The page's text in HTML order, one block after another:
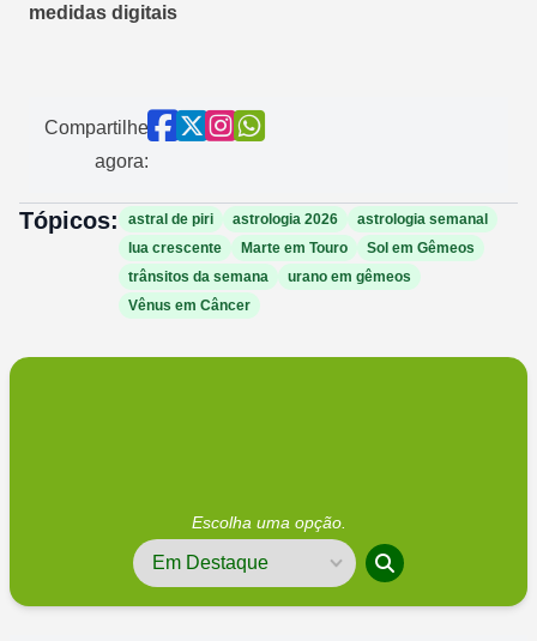
medidas digitais
Compartilhe
agora:
Tópicos: astral de piri astrologia 2026
astrologia semanal
lua crescente
Marte em Touro
Sol em Gêmeos
trânsitos da semana
urano em gêmeos
Vênus em Câncer
Escolha uma opção.